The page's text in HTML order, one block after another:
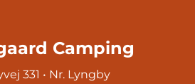
Camping
331 • Nr. Lyngby